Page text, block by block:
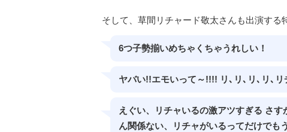
そして、草間リチャード敬太さんも出演する
6つ子勢揃いめちゃくちゃうれしい！
ヤバい!!エモいって～!!!! リ､リ､リ､リ､
えぐい、リチャいるの激アツすぎる さ
ん関係ない、リチャがいるってだけでも